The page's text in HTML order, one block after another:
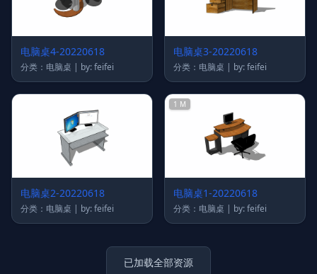
电脑桌4-20220618
分类：电脑桌 | by: feifei
电脑桌3-20220618
分类：电脑桌 | by: feifei
电脑桌2-20220618
分类：电脑桌 | by: feifei
1 M
电脑桌1-20220618
分类：电脑桌 | by: feifei
已加载全部资源